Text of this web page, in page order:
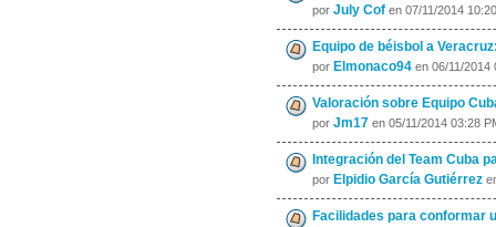
por July Cof en 07/11/2014
Equipo de béisbol a
por Elmonaco94 en 06/11/2014
Valoración sobre Equipo
por Jm17 en 05/11/2014 03:28
Integración del Team Cuba
por Elpidio García Gutiérrez
Facilidades para conformar